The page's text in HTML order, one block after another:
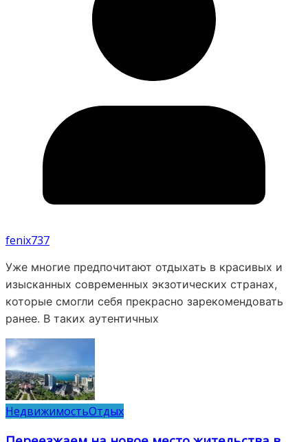
fenix737
Уже многие предпочитают отдыхать в красивых и
изысканных современных экзотических странах,
которые смогли себя прекрасно зарекомендовать
ранее. В таких аутентичных
НедвижимостьОтдых